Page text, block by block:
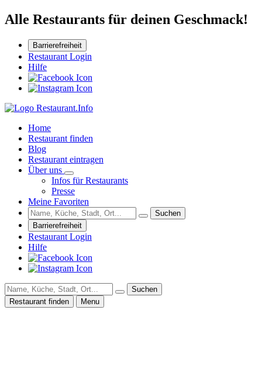
Alle Restaurants für deinen Geschmack!
Barrierefreiheit
Restaurant Login
Hilfe
Home
Restaurant finden
Blog
Restaurant eintragen
Über uns
Infos für Restaurants
Presse
Meine Favoriten
Suchen
Barrierefreiheit
Restaurant Login
Hilfe
Suchen
Restaurant finden
Menu